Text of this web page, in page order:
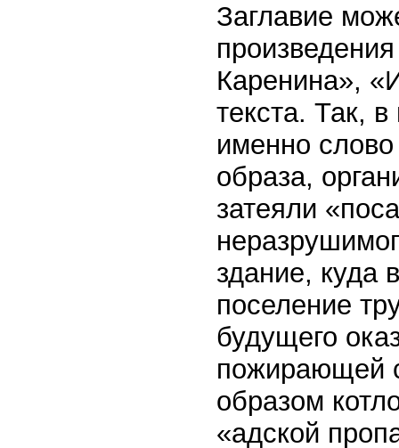
Заглавие
Каренина»,
текста. Так,
именно
образа,
затеяли
здание, куда
поселение
будущего
пожирающей
образом
«адской